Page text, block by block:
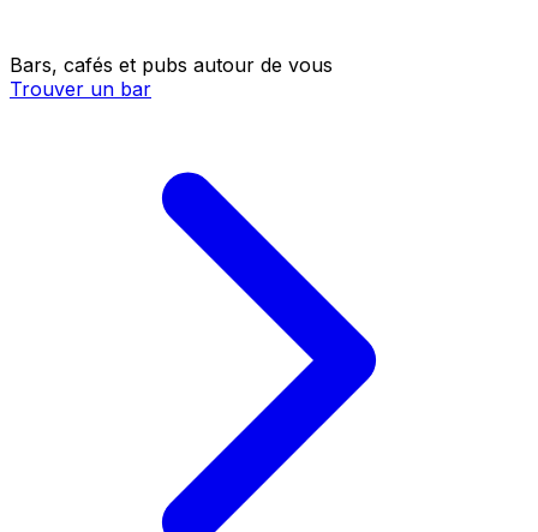
Bars, cafés et pubs autour de vous
Trouver un bar